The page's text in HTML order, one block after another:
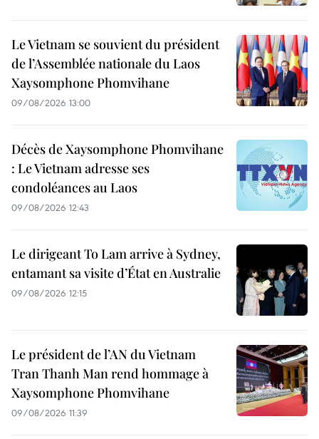
Le Vietnam se souvient du président
de l’Assemblée nationale du Laos
Xaysomphone Phomvihane
09/08/2026 13:00
Décès de Xaysomphone Phomvihane
: Le Vietnam adresse ses
condoléances au Laos
09/08/2026 12:43
Le dirigeant To Lam arrive à Sydney,
entamant sa visite d’État en Australie
09/08/2026 12:15
Le président de l’AN du Vietnam
Tran Thanh Man rend hommage à
Xaysomphone Phomvihane
09/08/2026 11:39